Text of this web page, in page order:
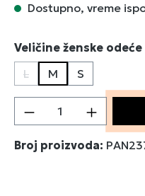
Dostupno, vreme
Izaberi
Veličine ženske odeće
L
(Ova opcija trenutno
M S
Količina
Broj proizvoda: